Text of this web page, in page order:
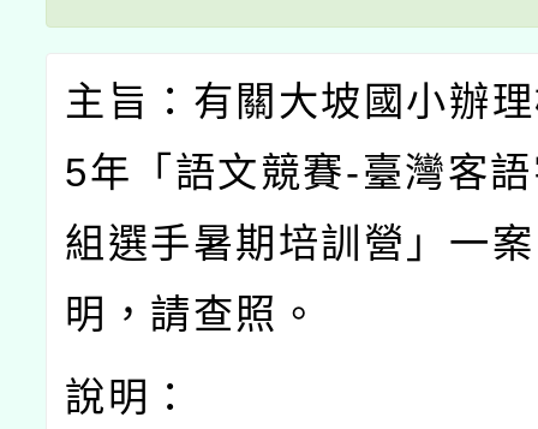
主旨：有關大坡國小辦
5年「語文競賽-臺灣客
組選手暑期培訓營」一
明，請查照。
說明：